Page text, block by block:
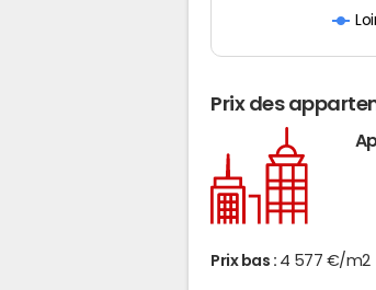
Prix des
Prix bas : 4 577 €/m2